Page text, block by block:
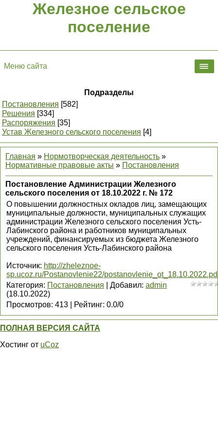
Железное сельское
поселение
Меню сайта
Подразделы
Постановления [582]
Решения [334]
Распоряжения [35]
Устав Железного сельского поселения [4]
Главная » Нормотворческая деятельность »
Нормативные правовые акты » Постановления
Постановление Администрации Железного
сельского поселения от 18.10.2022 г. № 172
О повышении должностных окладов лиц, замещающих
муниципальные должности, муниципальных служащих
администрации Железного сельского поселения Усть-
Лабинского района и работников муниципальных
учреждений, финансируемых из бюджета Железного
сельского поселения Усть-Лабинского района
Источник: http://zheleznoe-
sp.ucoz.ru/Postanovlenie22/
Категория: Постановления Добавил: admin
(18.10.2022)
Просмотров: 413 Рейтинг: 0.0/0
ПОЛНАЯ ВЕРСИЯ САЙТА
Хостинг от uCoz